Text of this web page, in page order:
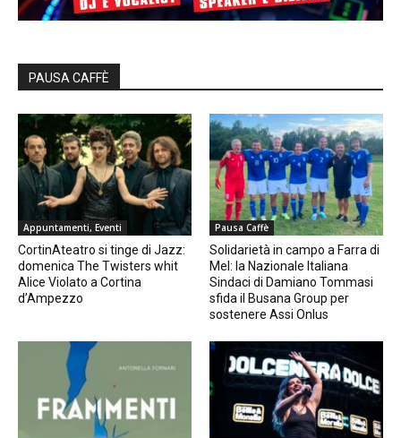
PAUSA CAFFÈ
Appuntamenti, Eventi
CortinAteatro si tinge di Jazz:
domenica The Twisters whit
Alice Violato a Cortina
d’Ampezzo
Pausa Caffè
Solidarietà in campo a Farra di
Mel: la Nazionale Italiana
Sindaci di Damiano Tommasi
sfida il Busana Group per
sostenere Assi Onlus